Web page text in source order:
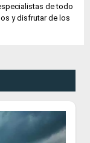
de todo
y disfrutar de los